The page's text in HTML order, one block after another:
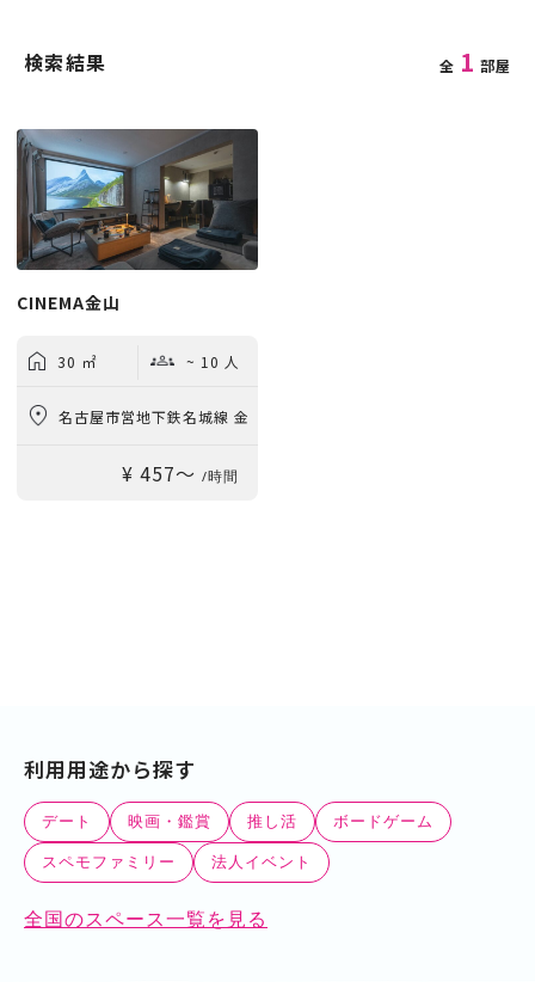
検索結果 全 1 部屋
CINEMA金山
30 ㎡ ~ 10 人
名古屋市営地下鉄名城線 金
山駅 徒歩1分¥ 457〜 /時間
利用用途から探す
デート 映画・鑑賞 推し活 ボードゲーム
スペモファミリー 法人イベント
全国のスペース一覧を見る